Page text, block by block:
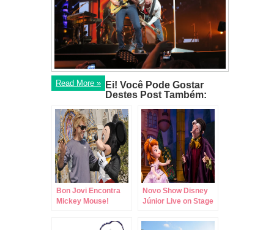
Read More » Ei! Você Pode Gostar
Destes Post Também:
Bon Jovi Encontra
Mickey Mouse!
Novo Show Disney
Júnior Live on Stage
Studios!